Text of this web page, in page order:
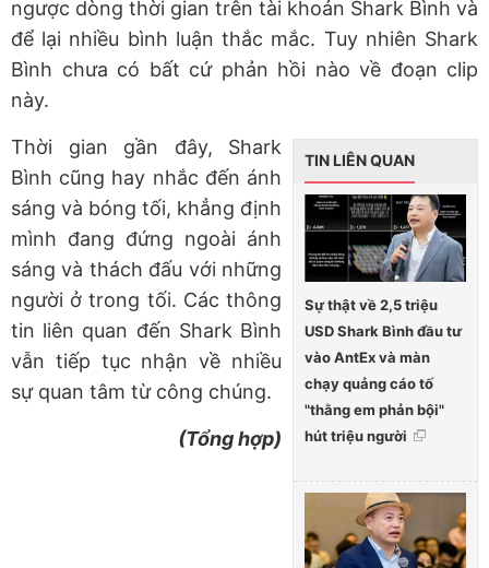
ngược dòng thời gian trên tài khoản Shark Bình và
để lại nhiều bình luận thắc mắc. Tuy nhiên Shark
Bình chưa có bất cứ phản hồi nào về đoạn clip
này.
TIN LIÊN QUAN
Sự thật về 2,5 triệu
USD Shark Bình đầu tư
vào AntEx và màn
chạy quảng cáo tố
"thằng em phản bội"
hút triệu người
Thời gian gần đây, Shark
Bình cũng hay nhắc đến ánh
sáng và bóng tối, khẳng định
mình đang đứng ngoài ánh
sáng và thách đấu với những
người ở trong tối. Các thông
tin liên quan đến Shark Bình
vẫn tiếp tục nhận về nhiều
sự quan tâm từ công chúng.
(Tổng hợp)